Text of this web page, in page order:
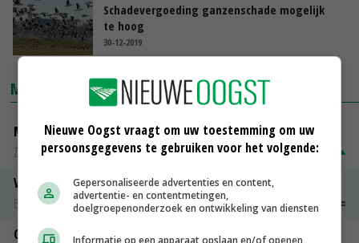
Schadevergoeding ganzenschade mogelijk
te hoog
30-12-2019
MARKTPRIJZEN
Magere melkpoeder
Zuivel NL
€ 269,00 € 7,00
Vleeskuikens 2001-2600 gr
Barneveld
€ 1,09~ € 1,11
Gerst
Nieuwe Oogst vraagt om uw toestemming om uw
persoonsgegevens te gebruiken voor het volgende:
Gepersonaliseerde advertenties en content,
advertentie- en contentmetingen,
doelgroepenonderzoek en ontwikkeling van diensten
Informatie op een apparaat opslaan en/of openen